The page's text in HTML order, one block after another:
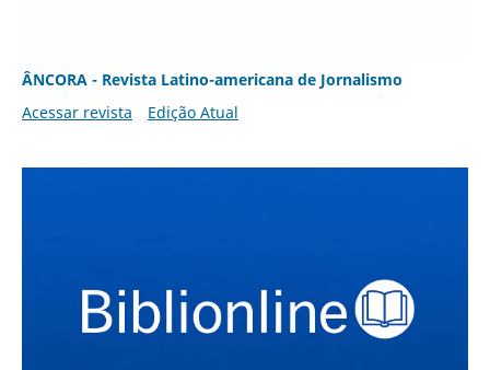
ÂNCORA - Revista Latino-americana de Jornalismo
Acessar revista
Edição Atual